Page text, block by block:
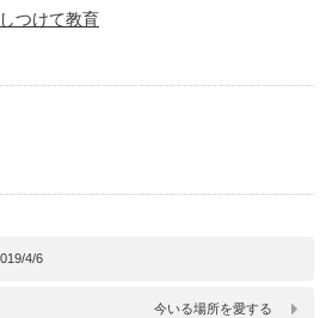
つけて教育
4/6
今いる場所を愛する